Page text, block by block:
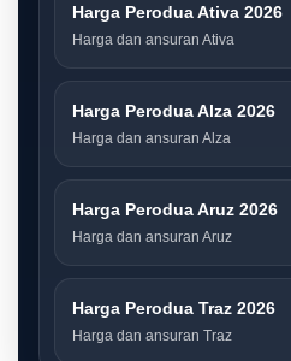
Harga Perodua Ativa 2026
Harga dan ansuran Ativa
Harga Perodua Alza 2026
Harga dan ansuran Alza
Harga Perodua Aruz 2026
Harga dan ansuran Aruz
Harga Perodua Traz 2026
Harga dan ansuran Traz